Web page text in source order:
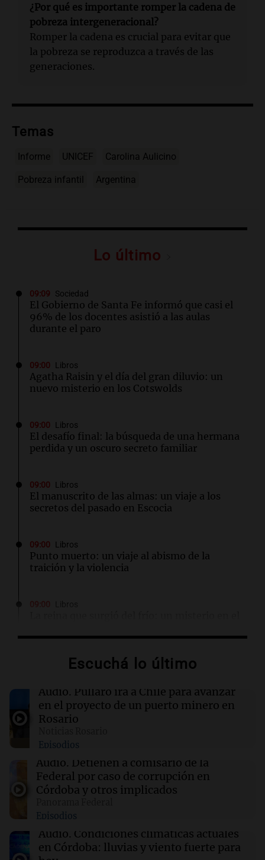
¿Por qué es importante romper la cadena de
pobreza intergeneracional?
Romper la cadena es crucial para evitar que
la pobreza se reproduzca a través de las
generaciones.
Temas
Informe UNICEF Carolina Aulicino
Pobreza infantil Argentina
Lo último
09:09 Sociedad
El Gobierno de Santa Fe informó que casi el
96% de los docentes asistió a las aulas
durante el paro
09:00 Libros
Agatha Raisin y el día del gran diluvio: un
nuevo misterio en los Cotswolds
09:00 Libros
El desafío final: la búsqueda de una hermana
perdida y un oscuro secreto familiar
09:00 Libros
El manuscrito de las almas: un viaje a los
secretos del pasado en Escocia
09:00 Libros
Punto muerto: un viaje al abismo de la
traición y la violencia
Radioinforme 3 Rosario
de un puerto minero en Rosario
08:55 Visita del papa León XIV a Argentina
homenajeó a León XIV con una pizza
esculpida con su rostro
08:49 Radioinforme 3 Rosario
dilema del Consulado tras encontrar a Micaela
en Brasil
Escuchá lo último
Audio. Pullaro irá a Chile para avanzar
en el proyecto de un puerto minero en
Rosario
Episodios
Audio. Detienen a comisario de la
Federal por caso de corrupción en
Córdoba y otros implicados
Episodios
Audio. Condiciones climáticas actuales
en Córdoba: lluvias y viento fuerte para